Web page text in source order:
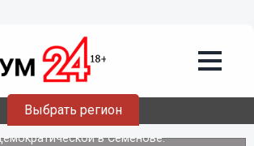
Выбрать регион
печей едва не
в Нижнем Новгороде и
отопления привела к пожару в
в Семенове.